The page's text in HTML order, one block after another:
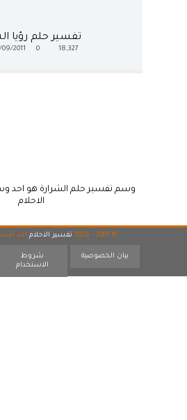
تفسير حلم رؤيا
18,327
0
2011
وسم تفسير حلم الشرارة هو احد
الاحلام
© 2007 - 2026 تفسير الاحلام احد
بيان الخصوصية
شروط
الاستخدام